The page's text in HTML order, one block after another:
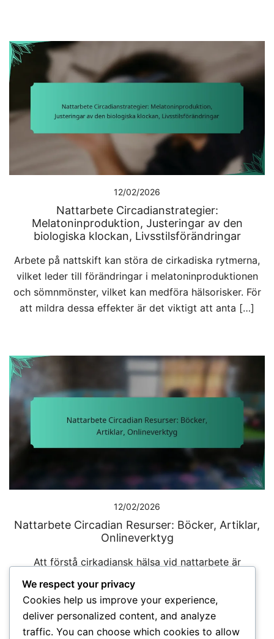
12/02/2026
Nattarbete Circadianstrategier:
Melatoninproduktion, Justeringar av den
biologiska klockan, Livsstilsförändringar
Arbete på nattskift kan störa de cirkadiska rytmerna,
vilket leder till förändringar i melatoninproduktionen
och sömnmönster, vilket kan medföra hälsorisker. För
att mildra dessa effekter är det viktigt att anta […]
12/02/2026
Nattarbete Circadian Resurser: Böcker, Artiklar,
Onlineverktyg
Att förstå cirkadiansk hälsa vid nattarbete är
avgörande för att upprätthålla välbefinnande och
produktivitet. En mängd resurser, inklusive böcker,
vetenskapliga artiklar och onlineverktyg, erbjuder
värdefulla insikter i hur man hanterar […]
We respect your privacy
Cookies help us improve your experience,
deliver personalized content, and analyze
traffic. You can choose which cookies to allow